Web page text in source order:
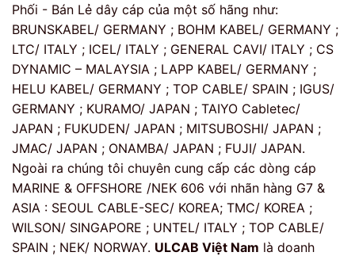
Phối - Bán Lẻ dây cáp của một số hãng như:
BRUNSKABEL/ GERMANY ; BOHM KABEL/ GERMANY ;
LTC/ ITALY ; ICEL/ ITALY ; GENERAL CAVI/ ITALY ; CS
DYNAMIC – MALAYSIA ; LAPP KABEL/ GERMANY ;
HELU KABEL/ GERMANY ; TOP CABLE/ SPAIN ; IGUS/
GERMANY ; KURAMO/ JAPAN ; TAIYO Cabletec/
JAPAN ; FUKUDEN/ JAPAN ; MITSUBOSHI/ JAPAN ;
JMAC/ JAPAN ; ONAMBA/ JAPAN ; FUJI/ JAPAN.
Ngoài ra chúng tôi chuyên cung cấp các dòng cáp
MARINE & OFFSHORE /NEK 606 với nhãn hàng G7 &
ASIA : SEOUL CABLE-SEC/ KOREA; TMC/ KOREA ;
WILSON/ SINGAPORE ; UNTEL/ ITALY ; TOP CABLE/
SPAIN ; NEK/ NORWAY. ULCAB Việt Nam là doanh